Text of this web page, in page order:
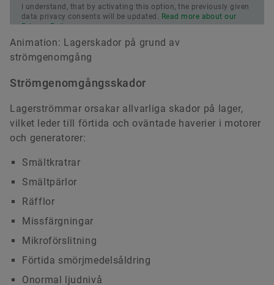
I understand, that by activating this option, the previously given
data privacy consents will be updated. Read more about our
Privacy Policy.
Animation: Lagerskador på grund av
strömgenomgång
Strömgenomgångsskador
Lagerströmmar orsakar allvarliga skador på lager,
vilket leder till förtida och oväntade haverier i motorer
och generatorer:
Smältkratrar
Smältpärlor
Räfflor
Missfärgningar
Mikroförslitning
Förtida smörjmedelsåldring
Onormal ljudnivå